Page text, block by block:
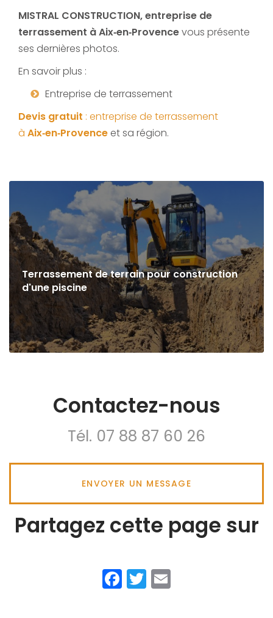
MISTRAL CONSTRUCTION, entreprise de
terrassement à Aix‑en‑Provencevous présente
ses dernières photos.
En savoir plus :
Entreprise de terrassement
Devis gratuit : entreprise de terrassement
à Aix‑en‑Provence et sa région.
Terrassement de terrain pour construction
d'une piscine
Contactez-nous
Tél. 07 88 87 60 26
ENVOYER UN MESSAGE
Partagez cette page sur
Facebook
Twitter